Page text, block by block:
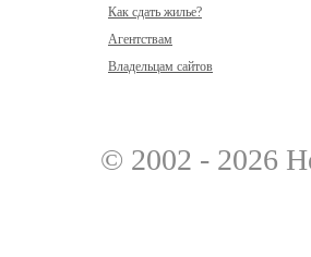
Как сдать жилье?
Агентствам
Владельцам сайтов
© 2002 - 2026